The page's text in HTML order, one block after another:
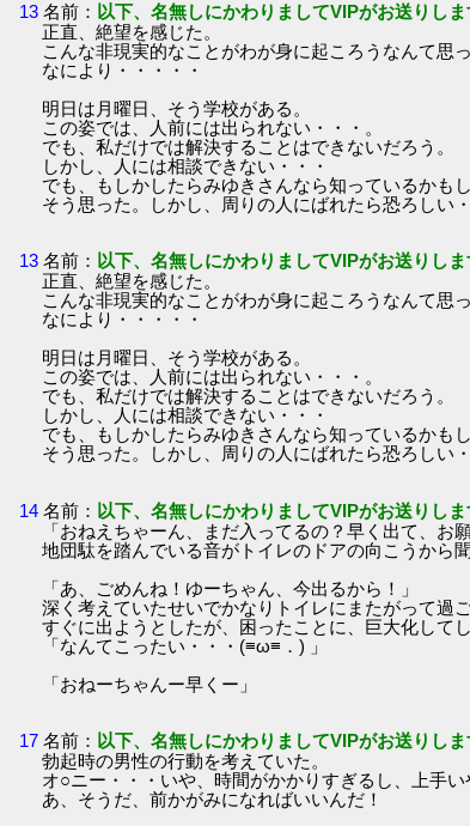
13 名前： 以下、名無しにかわりましてVIPがお送りしま
正直、絶望を感じた。
こんな非現実的なことがわが身に起ころうなんて思
なにより・・・・・
明日は月曜日、そう学校がある。
この姿では、人前には出られない・・・。
でも、私だけでは解決することはできないだろう。
しかし、人には相談できない・・・
でも、もしかしたらみゆきさんなら知っているかもし
そう思った。しかし、周りの人にばれたら恐ろしい・
13 名前： 以下、名無しにかわりましてVIPがお送りしま
正直、絶望を感じた。
こんな非現実的なことがわが身に起ころうなんて思
なにより・・・・・
明日は月曜日、そう学校がある。
この姿では、人前には出られない・・・。
でも、私だけでは解決することはできないだろう。
しかし、人には相談できない・・・
でも、もしかしたらみゆきさんなら知っているかもし
そう思った。しかし、周りの人にばれたら恐ろしい・
14 名前： 以下、名無しにかわりましてVIPがお送りしま
「おねえちゃーん、まだ入ってるの？早く出て、お願
地団駄を踏んでいる音がトイレのドアの向こうから聞
「あ、ごめんね！ゆーちゃん、今出るから！」
深く考えていたせいでかなりトイレにまたがって過
すぐに出ようとしたが、困ったことに、巨大化して
「なんてこったい・・・(≡ω≡．) 」
「おねーちゃんー早くー」
17 名前： 以下、名無しにかわりましてVIPがお送りしま
勃起時の男性の行動を考えていた。
オ○ニー・・・いや、時間がかかりすぎるし、上手い
あ、そうだ、前かがみになればいいんだ！